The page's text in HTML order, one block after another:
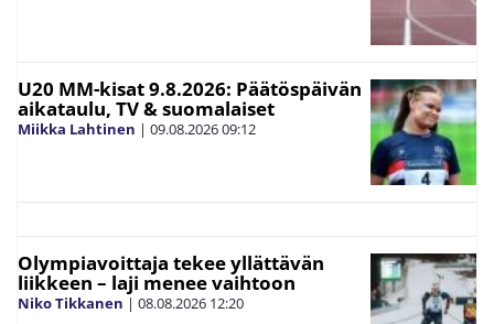
U20 MM-kisat 9.8.2026: Päätöspäivän
aikataulu, TV & suomalaiset
Miikka Lahtinen | 09.08.202609:12
Olympiavoittaja tekee yllättävän
liikkeen – laji menee vaihtoon
Niko Tikkanen | 08.08.2026 12:20